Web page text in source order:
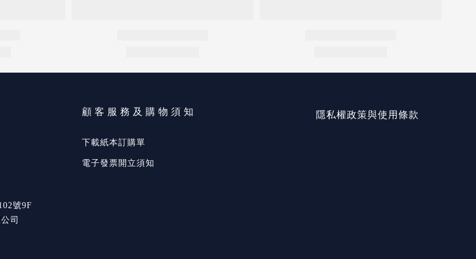
號9F
司
顧客服務及購物須知
下載紙本訂購單
電子發票開立須知
隱私權政策與使用條款